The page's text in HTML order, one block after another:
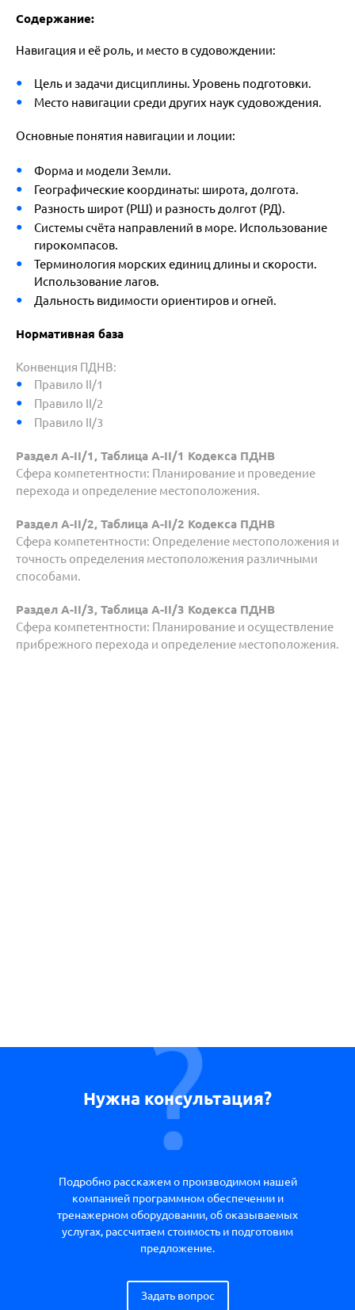
Содержание:
Навигация и её роль, и место в судовождении:
Цель и задачи дисциплины. Уровень подготовки.
Место навигации среди других наук судовождения.
Основные понятия навигации и лоции:
Форма и модели Земли.
Географические координаты: широта, долгота.
Разность широт (РШ) и разность долгот (РД).
Системы счёта направлений в море. Использование
гирокомпасов.
Терминология морских единиц длины и скорости.
Использование лагов.
Дальность видимости ориентиров и огней.
Нормативная база
Конвенция ПДНВ:
Правило II/1
Правило II/2
Правило II/3
Раздел A-II/1, Таблица A-II/1 Кодекса ПДНВ
Сфера компетентности: Планирование и проведение
перехода и определение местоположения.
Раздел A-II/2, Таблица A-II/2 Кодекса ПДНВ
Сфера компетентности: Определение местоположения и
точность определения местоположения различными
способами.
Раздел A-II/3, Таблица A-II/3 Кодекса ПДНВ
Сфера компетентности: Планирование и осуществление
прибрежного перехода и определение местоположения.
Нужна консультация?
Подробно расскажем о производимом нашей
компанией программном обеспечении и
тренажерном оборудовании, об оказываемых
услугах, рассчитаем стоимость и подготовим
предложение.
Задать вопрос